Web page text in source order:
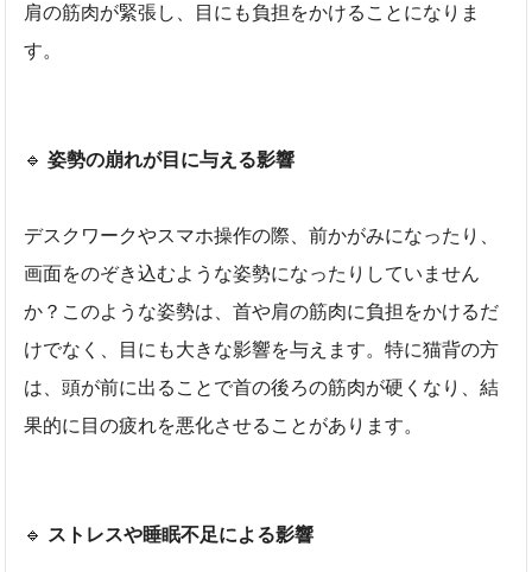
肩の筋肉が緊張し、目にも負担をかけることになりま
す。
🔹姿勢の崩れが目に与える影響
デスクワークやスマホ操作の際、前かがみになったり、
画面をのぞき込むような姿勢になったりしていません
か？このような姿勢は、首や肩の筋肉に負担をかけるだ
けでなく、目にも大きな影響を与えます。特に猫背の方
は、頭が前に出ることで首の後ろの筋肉が硬くなり、結
果的に目の疲れを悪化させることがあります。
🔹 ストレスや睡眠不足による影響